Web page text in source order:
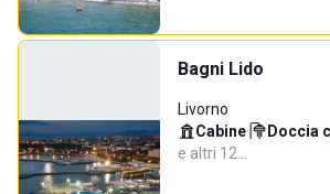
Bagni Lido
Livorno
Cabine· Doccia
e altri 12…